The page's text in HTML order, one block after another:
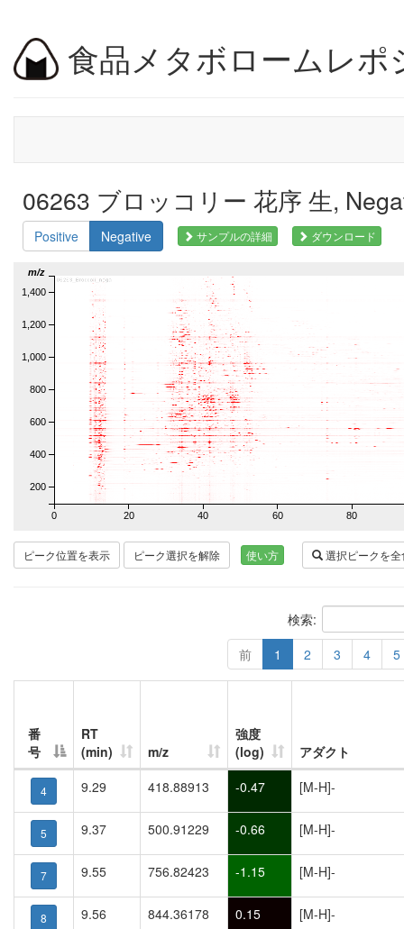
食品メタボロームレポ
06263 ブロッコリー 花序 生,
Positive Negative サンプルの詳細 ダウンロード
0 20 40 60 80
200
400
600
800
1,000
1,200
1,400
m/z
ピーク位置を表示 ピーク選択を解除 使い方 選択ピークを
検索:
前
1 2 3 4 5
番
号
RT
(min)
m/z
強度
(log)
アダクト
4 9.29 418.88913 -0.47 [M-H]-
5 9.37 500.91229 -0.66 [M-H]-
7 9.55 756.82423 -1.15 [M-H]-
8 9.56 844.36178 0.15 [M-H]-